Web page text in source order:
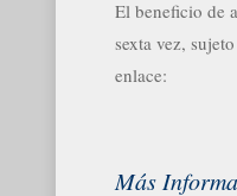
El beneficio de
sexta vez,
enlace:
Más